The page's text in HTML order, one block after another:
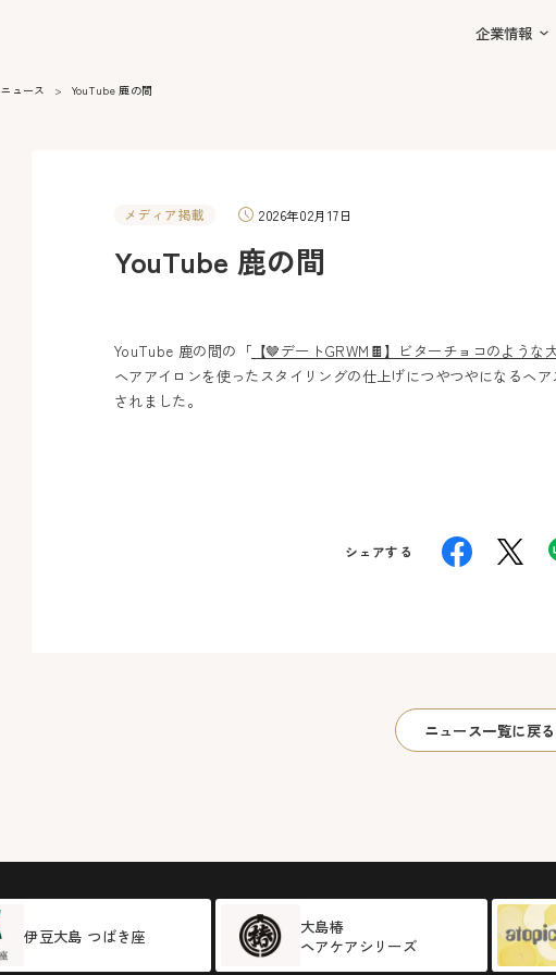
企業情報
ニュース YouTube 鹿の間
メディア掲載 2026年02月17日
YouTube 鹿の間
YouTube 鹿の間の「 【🤎デートGRWM🍫】ビターチョコのような
ヘアアイロンを使ったスタイリングの仕上げにつやつやになるヘ
されました。
シェアする
ニュース一覧に戻る
伊豆大島 つばき座
大島椿
ヘアケアシリーズ